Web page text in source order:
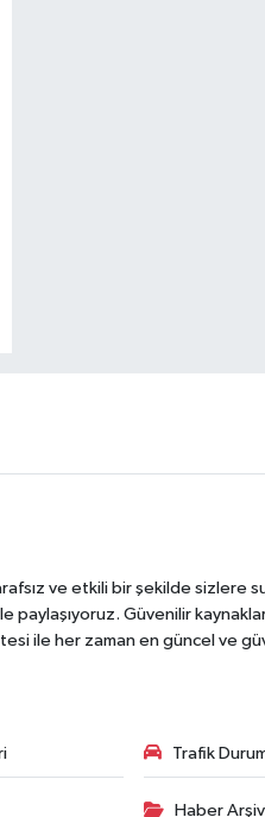
ve etkili bir şekilde sizlere
paylaşıyoruz. Güvenilir
ile her zaman en güncel ve
Trafik
Haber